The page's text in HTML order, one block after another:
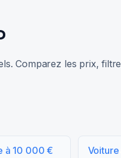
Comparez les prix,
à 10 000 €